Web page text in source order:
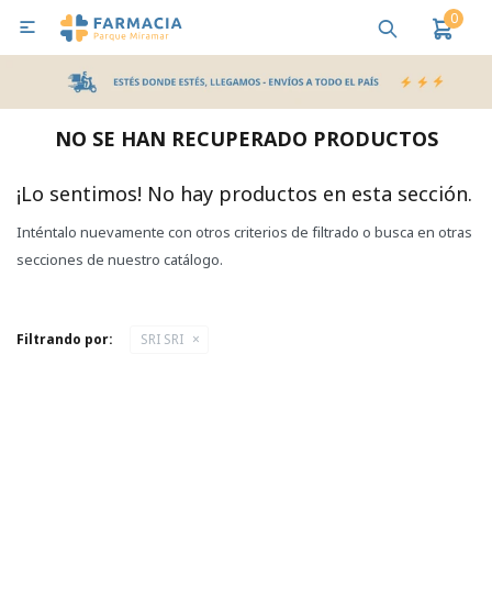
0

NO SE HAN RECUPERADO PRODUCTOS
¡Lo sentimos! No hay productos en esta sección.
Inténtalo nuevamente con otros criterios de filtrado o busca en otras
secciones de nuestro catálogo.
Filtrando por: SRI SRI
MI CUENTA
Bebes y Maternidad Salud
Pañales y Toallitas
Lactancia y Nutrición
Higiene y Bienestar